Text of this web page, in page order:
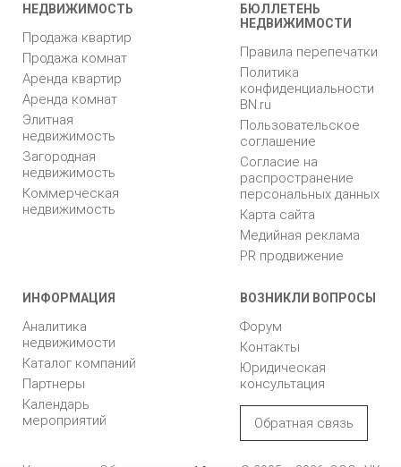
НЕДВИЖИМОСТЬ
Продажа квартир
Продажа комнат
Аренда квартир
Аренда комнат
Элитная
недвижимость
Загородная
недвижимость
Коммерческая
недвижимость
БЮЛЛЕТЕНЬ
НЕДВИЖИМОСТИ
Правила перепечатки
Политика
конфиденциальности
BN.ru
Пользовательское
соглашение
Согласие на
распространение
персональных данных
Карта сайта
Медийная реклама
PR продвижение
ИНФОРМАЦИЯ
Аналитика
недвижимости
Каталог компаний
Партнеры
Календарь
мероприятий
ВОЗНИКЛИ ВОПРОСЫ
Форум
Контакты
Юридическая
консультация
Обратная связь